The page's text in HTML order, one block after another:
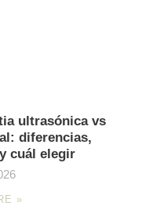
ultrasónica vs
diferencias,
cuál elegir
»